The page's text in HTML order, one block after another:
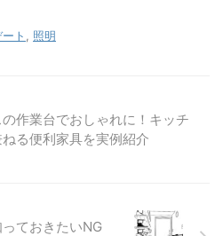
ト 照明
作業台でおしゃれに！キッチ
る便利家具を実例紹介
ておきたいNG